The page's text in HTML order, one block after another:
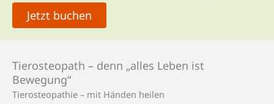
Jetzt buchen
Tierosteopath – denn „alles Leben ist
Bewegung“
Tierosteopathie – mit Händen heilen